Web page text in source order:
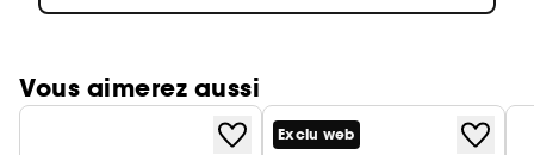
Vous aimerez aussi
Exclu web